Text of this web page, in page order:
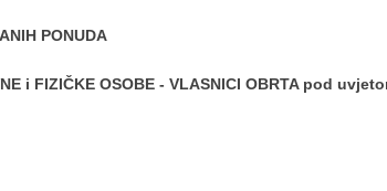
PONUDA
i FIZIČKE OSOBE - VLASNICI OBRTA pod